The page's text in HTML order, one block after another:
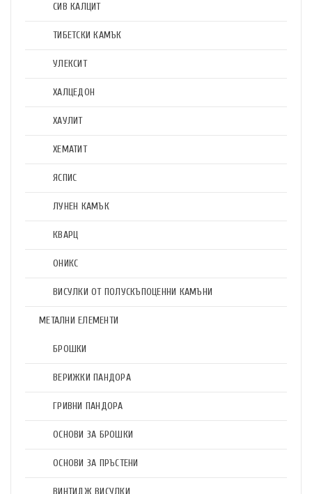
СИВ КАЛЦИТ
ТИБЕТСКИ КАМЪК
УЛЕКСИТ
ХАЛЦЕДОН
ХАУЛИТ
ХЕМАТИТ
ЯСПИС
ЛУНЕН КАМЪК
КВАРЦ
ОНИКС
ВИСУЛКИ ОТ ПОЛУСКЪПОЦЕННИ КАМЪНИ
МЕТАЛНИ ЕЛЕМЕНТИ
БРОШКИ
ВЕРИЖКИ ПАНДОРА
ГРИВНИ ПАНДОРА
ОСНОВИ ЗА БРОШКИ
ОСНОВИ ЗА ПРЪСТЕНИ
ВИНТИДЖ ВИСУЛКИ